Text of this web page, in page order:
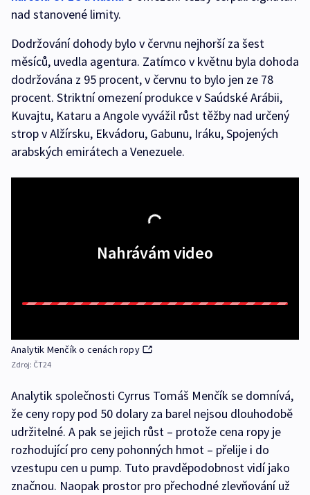
nad stanovené limity.
Dodržování dohody bylo v červnu nejhorší za šest
měsíců, uvedla agentura. Zatímco v květnu byla dohoda
dodržována z 95 procent, v červnu to bylo jen ze 78
procent. Striktní omezení produkce v Saúdské Arábii,
Kuvajtu, Kataru a Angole vyvážil růst těžby nad určený
strop v Alžírsku, Ekvádoru, Gabunu, Iráku, Spojených
arabských emirátech a Venezuele.
Nahrávám video
Analytik Menčík o cenách ropy
Zdroj: ČT24
Analytik společnosti Cyrrus Tomáš Menčík se domnívá,
že ceny ropy pod 50 dolary za barel nejsou dlouhodobě
udržitelné. A pak se jejich růst – protože cena ropy je
rozhodující pro ceny pohonných hmot – přelije i do
vzestupu cen u pump. Tuto pravděpodobnost vidí jako
značnou. Naopak prostor pro přechodné zlevňování už